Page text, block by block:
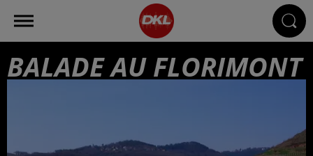
BALADE AU FLORIMONT